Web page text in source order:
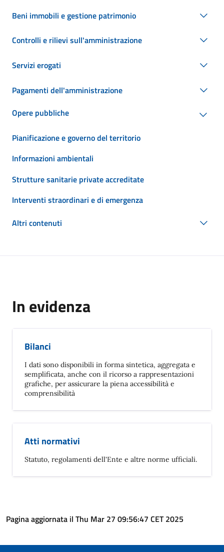
Beni immobili e gestione patrimonio
Controlli e rilievi sull'amministrazione
Servizi erogati
Pagamenti dell'amministrazione
Opere pubbliche
Pianificazione e governo del territorio
Informazioni ambientali
Strutture sanitarie private accreditate
Interventi straordinari e di emergenza
Altri contenuti
In evidenza
Bilanci
I dati sono disponibili in forma sintetica, aggregata e
semplificata, anche con il ricorso a rappresentazioni
grafiche, per assicurare la piena accessibilità e
comprensibilità
Atti normativi
Statuto, regolamenti dell'Ente e altre norme ufficiali.
Pagina aggiornata il Thu Mar 27 09:56:47 CET 2025